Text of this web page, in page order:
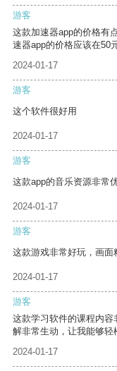
游客
这款加速器app的价格有
速器app的价格应该在50
2024-01-17
游客
这个软件很好用
2024-01-17
游客
这款app的音乐资源非常
2024-01-17
游客
这款游戏非常好玩，画面
2024-01-17
游客
这款学习软件的课程内
解非常生动，让我能够轻
2024-01-17